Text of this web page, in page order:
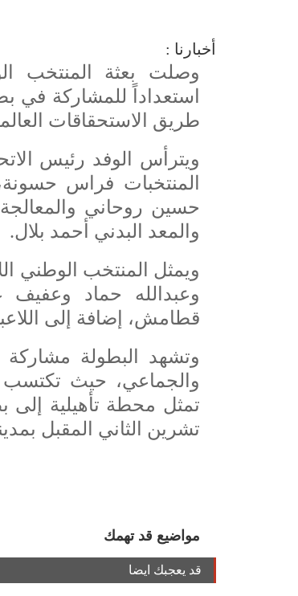
أخبارنا :
وصلت بعثة المنتخب
استعداداً للمشاركة في
طريق الاستحقاقات
ويترأس الوفد رئيس
المنتخبات فراس
حسين روحاني
والمعد البدني أحمد بلال.
ويمثل المنتخب الوطني
وعبدالله حماد وعفيف
قطامش، إضافة إلى
وتشهد البطولة
والجماعي، حيث تكتسب
تمثل محطة تأهيلية إلى
تشرين الثاني المقبل
مواضيع قد تهمك
قد يعجبك ايضا